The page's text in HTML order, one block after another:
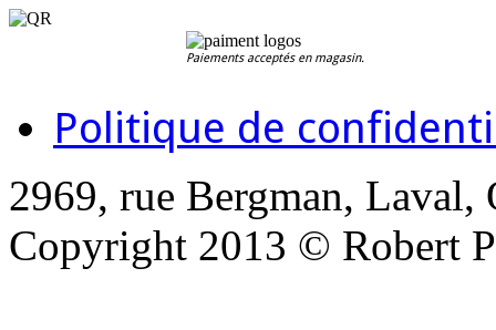
Paiements acceptés en magasin.
Politique de
2969, rue Bergman, Laval,
Copyright 2013 © Robert